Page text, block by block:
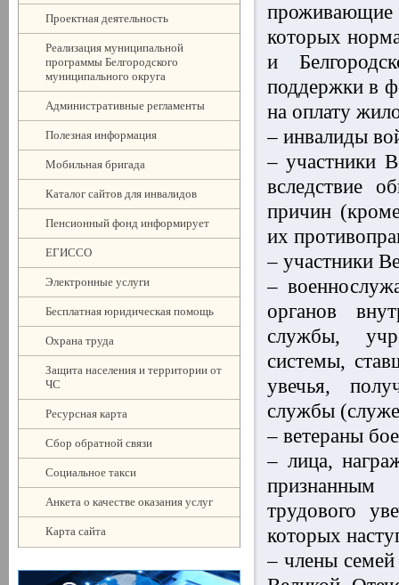
Проектная деятельность
Реализация муниципальной
программы Белгородского
муниципального округа
Административные регламенты
Полезная информация
Мобильная бригада
Каталог сайтов для инвалидов
Пенсионный фонд информирует
ЕГИССО
Электронные услуги
Бесплатная юридическая помощь
Охрана труда
Защита населения и территории от
ЧС
Ресурсная карта
Сбор обратной связи
Социальное такси
Анкета о качестве оказания услуг
Карта сайта
проживающие
которых
и
поддержки в
на оплату
– инвалиды
– участники
вследствие
причин
их
– участники
–
органов
службы,
системы,
увечья,
службы
– ветераны
– лица,
признанным
трудового
которых
– члены